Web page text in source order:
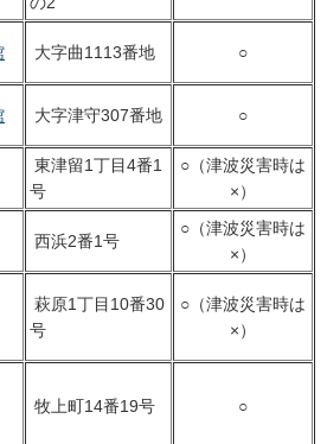
大字曲1113番地 ○
大字津守307番地 ○
東津留1丁目4番1
号
○（津波災害時は
×）
西浜2番1号
○（津波災害時は
×）
萩原1丁目10番30
号
○（津波災害時は
×）
牧上町14番19号 ○